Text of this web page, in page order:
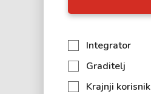
Integrator
Graditelj
Krajnji korisnik